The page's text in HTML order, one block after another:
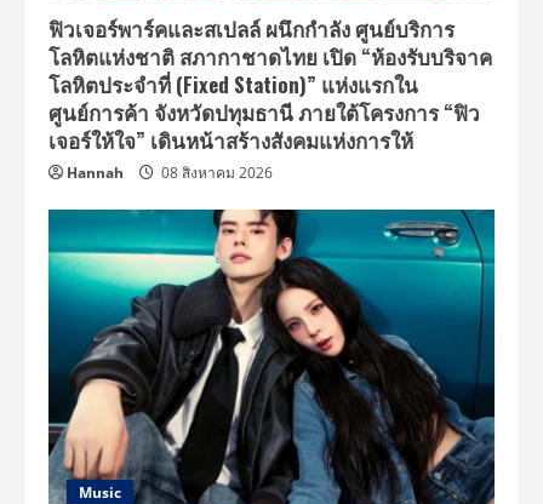
ฟิวเจอร์พาร์คและสเปลล์ ผนึกกำลัง ศูนย์บริการ
โลหิตแห่งชาติ สภากาชาดไทย เปิด “ห้องรับบริจาค
โลหิตประจำที่ (Fixed Station)” แห่งแรกใน
ศูนย์การค้า จังหวัดปทุมธานี ภายใต้โครงการ “ฟิว
เจอร์ให้ใจ” เดินหน้าสร้างสังคมแห่งการให้
Hannah 08 สิงหาคม 2026
Music